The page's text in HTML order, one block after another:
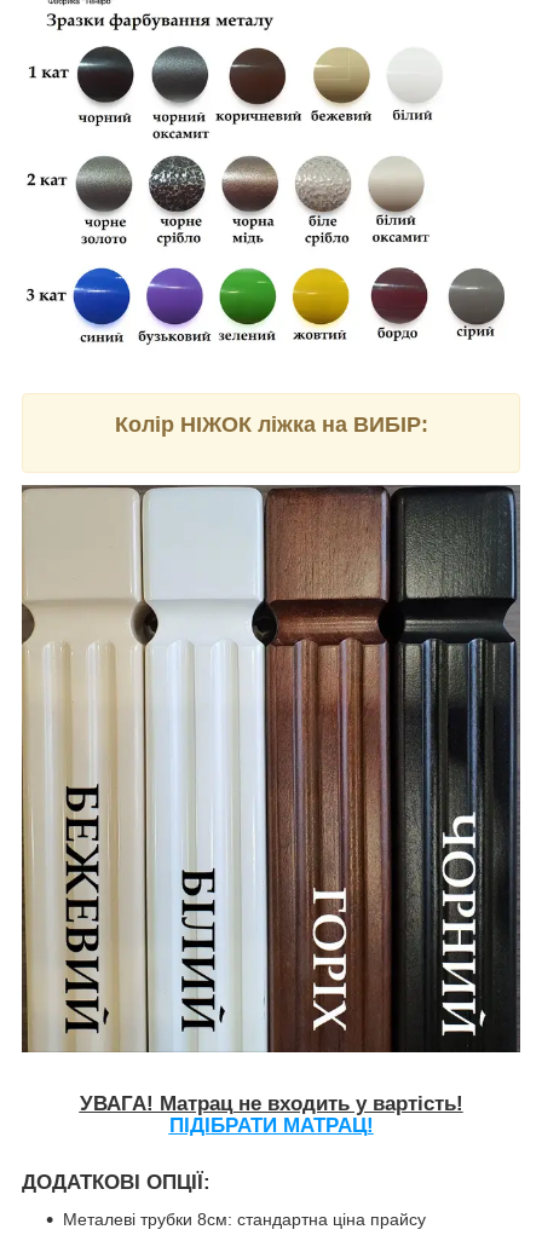
Колір НІЖОК ліжка на ВИБІР:
УВАГА! Матрац не входить у вартість!
ПІДІБРАТИ МАТРАЦ!
ДОДАТКОВІ ОПЦІЇ:
Металеві трубки 8см: стандартна ціна прайсу